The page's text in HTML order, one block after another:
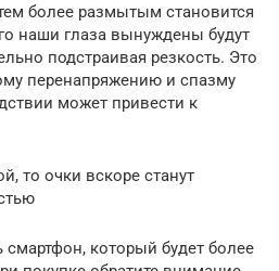
более размытым становится
наши глаза вынуждены будут
подстраивая резкость. Это
перенапряжению и спазму
может привести к
то очки вскоре станут
который будет более